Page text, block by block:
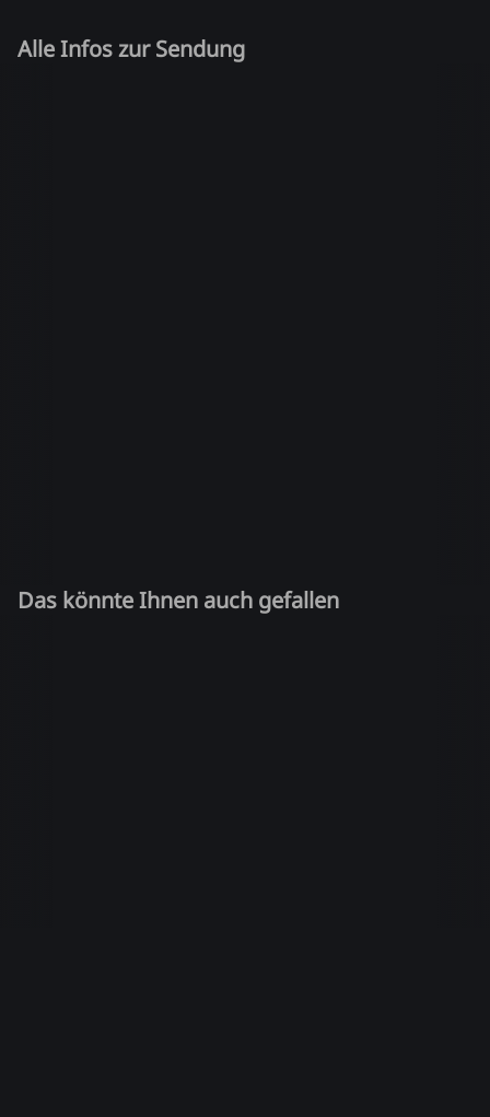
Alle Infos zur Sendung
Das könnte Ihnen auch gefallen